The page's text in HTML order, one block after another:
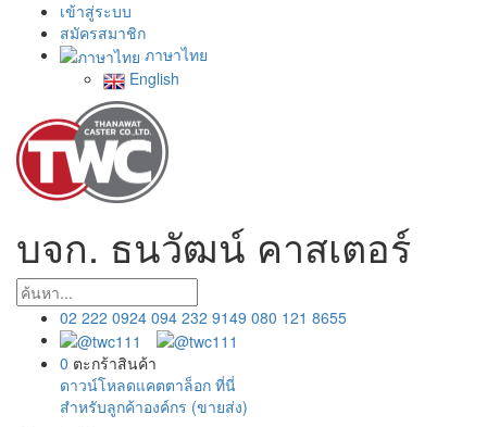
เข้าสู่ระบบ
สมัครสมาชิก
ภาษาไทย
English
บจก. ธนวัฒน์ คาสเตอร์
02 222 0924 094 232 9149 080 121 8655
0 ตะกร้าสินค้า
ดาวน์โหลดแคตตาล็อก ที่นี่
สำหรับลูกค้าองค์กร (ขายส่ง)